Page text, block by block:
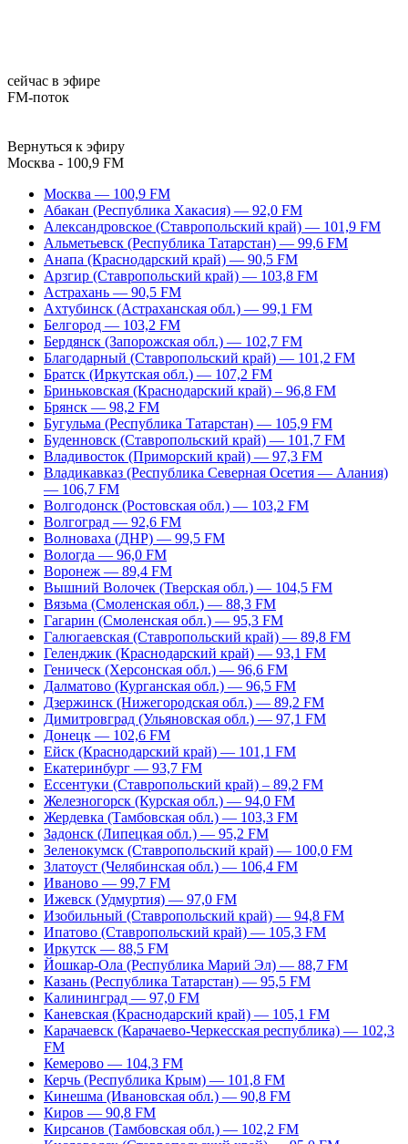
сейчас в эфире
FM-поток
Вернуться к эфиру
Москва - 100,9 FM
Москва — 100,9 FM
Абакан (Республика Хакасия) — 92,0 FM
Александровское (Ставропольский край) — 101,9 FM
Альметьевск (Республика Татарстан) — 99,6 FM
Анапа (Краснодарский край) — 90,5 FM
Арзгир (Ставропольский край) — 103,8 FM
Астрахань — 90,5 FM
Ахтубинск (Астраханская обл.) — 99,1 FM
Белгород — 103,2 FM
Бердянск (Запорожская обл.) — 102,7 FM
Благодарный (Ставропольский край) — 101,2 FM
Братск (Иркутская обл.) — 107,2 FM
Бриньковская (Краснодарский край) – 96,8 FM
Брянск — 98,2 FM
Бугульма (Республика Татарстан) — 105,9 FM
Буденновск (Ставропольский край) — 101,7 FM
Владивосток (Приморский край) — 97,3 FM
Владикавказ (Республика Северная Осетия — Алания)
— 106,7 FM
Волгодонск (Ростовская обл.) — 103,2 FM
Волгоград — 92,6 FM
Волноваха (ДНР) — 99,5 FM
Вологда — 96,0 FM
Воронеж — 89,4 FM
Вышний Волочек (Тверская обл.) — 104,5 FM
Вязьма (Смоленская обл.) — 88,3 FM
Гагарин (Смоленская обл.) — 95,3 FM
Галюгаевская (Ставропольский край) — 89,8 FM
Геленджик (Краснодарский край) — 93,1 FM
Геническ (Херсонская обл.) — 96,6 FM
Далматово (Курганская обл.) — 96,5 FM
Дзержинск (Нижегородская обл.) — 89,2 FM
Димитровград (Ульяновская обл.) — 97,1 FM
Донецк — 102,6 FM
Ейск (Краснодарский край) — 101,1 FM
Екатеринбург — 93,7 FM
Ессентуки (Ставропольский край) – 89,2 FM
Железногорск (Курская обл.) — 94,0 FM
Жердевка (Тамбовская обл.) — 103,3 FM
Задонск (Липецкая обл.) — 95,2 FM
Зеленокумск (Ставропольский край) — 100,0 FM
Златоуст (Челябинская обл.) — 106,4 FM
Иваново — 99,7 FM
Ижевск (Удмуртия) — 97,0 FM
Изобильный (Ставропольский край) — 94,8 FM
Ипатово (Ставропольский край) — 105,3 FM
Иркутск — 88,5 FM
Йошкар-Ола (Республика Марий Эл) — 88,7 FM
Казань (Республика Татарстан) — 95,5 FM
Калининград — 97,0 FM
Каневская (Краснодарский край) — 105,1 FM
Карачаевск (Карачаево-Черкесская республика) — 102,3
FM
Кемерово — 104,3 FM
Керчь (Республика Крым) — 101,8 FM
Кинешма (Ивановская обл.) — 90,8 FM
Киров — 90,8 FM
Кирсанов (Тамбовская обл.) — 102,2 FM